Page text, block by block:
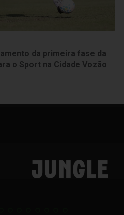
da primeira fase da
o Sport na Cidade Vozão